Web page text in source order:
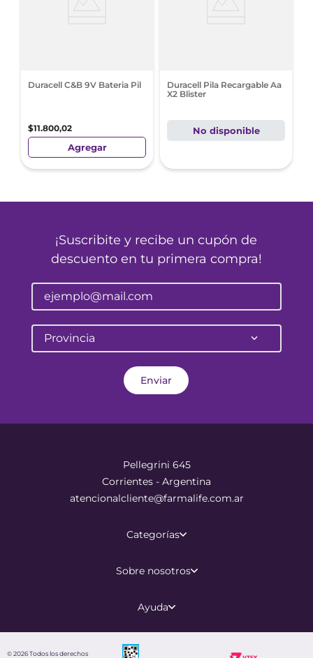
Duracell C&B 9V Bateria Pil
$11.800,02
Agregar
Duracell Pila Recargable Aa
X2 Blister
No disponible
¡Suscribite y recibe un cupón de
descuento en tu primera compra!
Provincia
Enviar
Pellegrini 645
Corrientes - Argentina
atencionalcliente@farmalife.com.ar
Categorías
Sobre nosotros
Ayuda
©2026Todos los derechos